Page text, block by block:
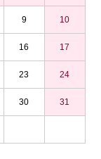
9 10
16 17
23 24
30 31